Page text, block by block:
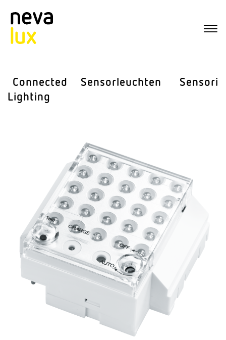
Connected
Lighting
Sensor­leuchten Sensorik